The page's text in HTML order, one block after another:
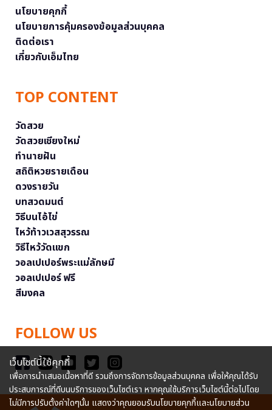
นโยบายคุกกี้
นโยบายการคุ้มครองข้อมูลส่วนบุคคล
ติดต่อเรา
เกี่ยวกับเอ็มไทย
TOP CONTENT
วัดสวย
วัดสวยเชียงใหม่
ทำนายฝัน
สถิติหวยรายเดือน
ดวงรายวัน
บทสวดมนต์
วิธีบนไอ้ไข่
ไหว้ท้าวเวสสุวรรณ
วิธีไหว้วัดแขก
วอลเปเปอร์พระแม่ลักษมี
วอลเปเปอร์ ฟรี
สีมงคล
FOLLOW US
เว็บไซต์นี้ใช้คุกกี้
เพื่อการนำเสนอเนื้อหาที่ดี รวมถึงการจัดการข้อมูลส่วนบุคคล เพื่อให้คุณได้รับ
ประสบการณ์ที่ดีบนบริการของเว็บไซต์เรา หากคุณใช้บริการเว็บไซต์นี้ต่อไปโดย
ไม่มีการปรับตั้งค่าใดๆนั้น แสดงว่าคุณยอมรับนโยบายคุกกี้และนโยบายส่วน